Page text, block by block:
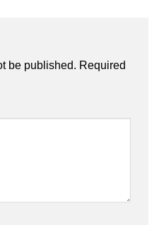
be published. Required